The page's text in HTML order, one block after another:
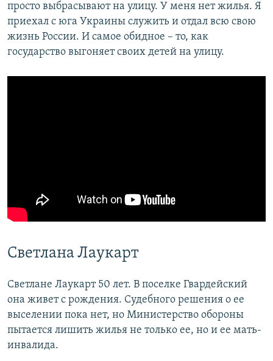
просто выбрасывают на улицу. У меня нет жилья. Я
приехал с юга Украины служить и отдал всю свою
жизнь России. И самое обидное – то, как
государство выгоняет своих детей на улицу.
Светлана Лаукарт
Светлане Лаукарт 50 лет. В поселке Гвардейский
она живет с рождения. Судебного решения о ее
выселении пока нет, но Министерство обороны
пытается лишить жилья не только ее, но и ее мать-
инвалида.